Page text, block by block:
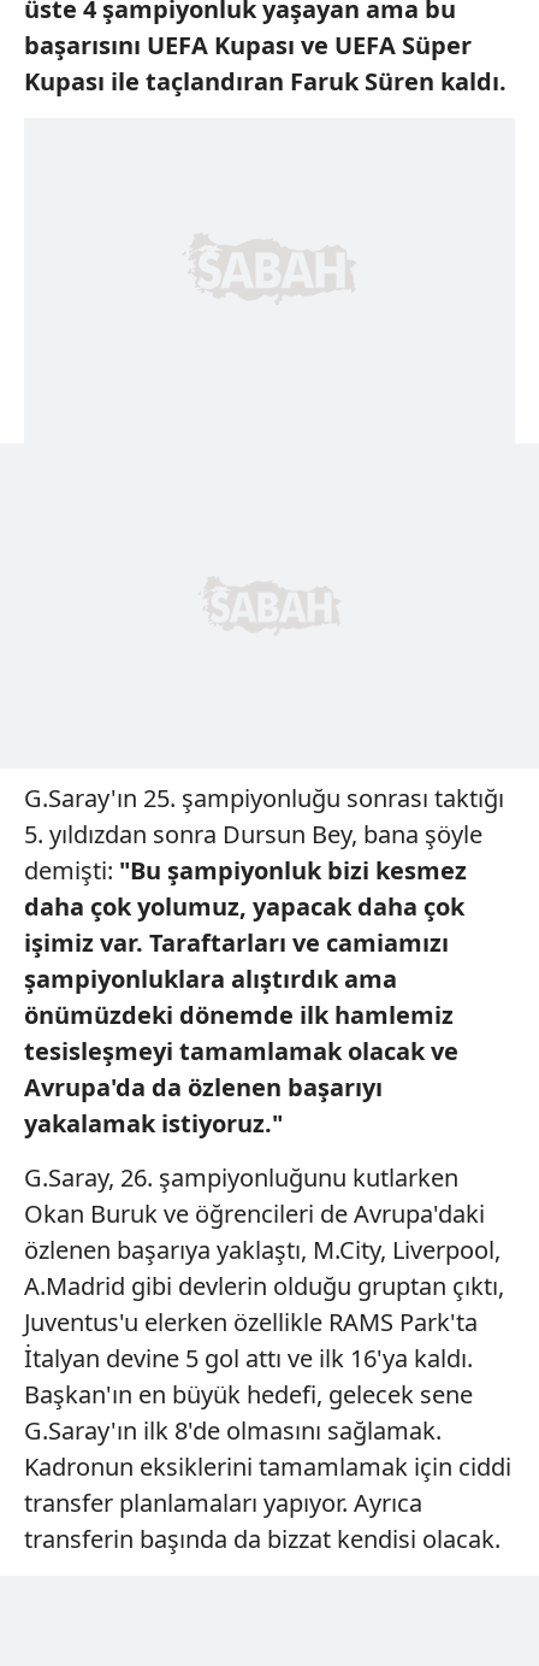
üste 4 şampiyonlukyaşayan ama bu
başarısını UEFA Kupası ve UEFA Süper
Kupası ile taçlandıran Faruk Süren kaldı.
G.Saray'ın 25. şampiyonluğu sonrası taktığı
5. yıldızdan sonra Dursun Bey, bana şöyle
demişti: "Bu şampiyonluk bizi kesmez
daha çok yolumuz, yapacak daha çok
işimiz var. Taraftarları ve camiamızı
şampiyonluklara alıştırdıkama
önümüzdeki dönemde ilk hamlemiz
tesisleşmeyi tamamlamak olacak ve
Avrupa'da da özlenen başarıyı
yakalamak istiyoruz."
G.Saray, 26. şampiyonluğunu kutlarken
Okan Buruk ve öğrencileri de Avrupa'daki
özlenen başarıya yaklaştı, M.City, Liverpool,
A.Madrid gibi devlerin olduğu gruptan çıktı,
Juventus'u elerken özellikle RAMS Park'ta
İtalyan devine 5 gol attı ve ilk 16'ya kaldı.
Başkan'ın en büyük hedefi, gelecek sene
G.Saray'ın ilk 8'de olmasını sağlamak.
Kadronun eksiklerini tamamlamak için ciddi
transfer planlamaları yapıyor. Ayrıca
transferin başında da bizzat kendisi olacak.